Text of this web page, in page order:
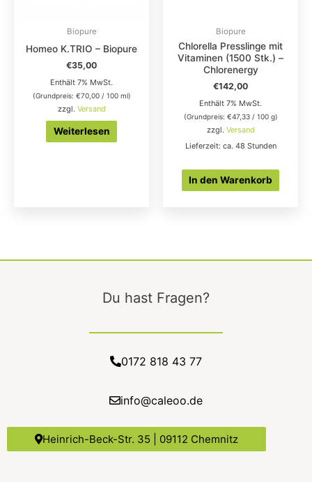
Biopure
Homeo K.TRIO – Biopure
€35,00
Enthält 7% MwSt.
(Grundpreis: €70,00/ 100 ml)
zzgl. Versand
Weiterlesen
Biopure
Chlorella Presslinge mit
Vitaminen (1500 Stk.) –
Chlorenergy
€142,00
Enthält 7% MwSt.
(Grundpreis: €47,33/ 100 g)
zzgl. Versand
Lieferzeit: ca. 48 Stunden
In den Warenkorb
Du hast Fragen?
0172 818 43 77
info@caleoo.de
Heinrich-Beck-Str. 35 | 09112 Chemnitz